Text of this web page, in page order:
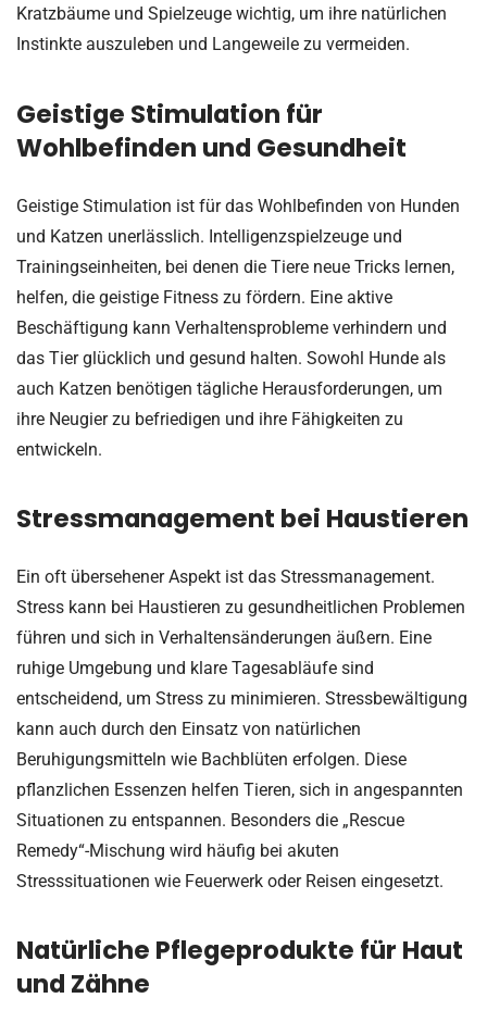
Kratzbäume und Spielzeuge wichtig, um ihre natürlichen
Instinkte auszuleben und Langeweile zu vermeiden.
Geistige Stimulation für
Wohlbefinden und Gesundheit
Geistige Stimulation ist für das Wohlbefinden von Hunden
und Katzen unerlässlich. Intelligenzspielzeuge und
Trainingseinheiten, bei denen die Tiere neue Tricks lernen,
helfen, die geistige Fitness zu fördern. Eine aktive
Beschäftigung kann Verhaltensprobleme verhindern und
das Tier glücklich und gesund halten. Sowohl Hunde als
auch Katzen benötigen tägliche Herausforderungen, um
ihre Neugier zu befriedigen und ihre Fähigkeiten zu
entwickeln.
Stressmanagement bei Haustieren
Ein oft übersehener Aspekt ist das Stressmanagement.
Stress kann bei Haustieren zu gesundheitlichen Problemen
führen und sich in Verhaltensänderungen äußern. Eine
ruhige Umgebung und klare Tagesabläufe sind
entscheidend, um Stress zu minimieren. Stressbewältigung
kann auch durch den Einsatz von natürlichen
Beruhigungsmitteln wie Bachblüten erfolgen. Diese
pflanzlichen Essenzen helfen Tieren, sich in angespannten
Situationen zu entspannen. Besonders die „Rescue
Remedy“-Mischung wird häufig bei akuten
Stresssituationen wie Feuerwerk oder Reisen eingesetzt.
Natürliche Pflegeprodukte für Haut
und Zähne